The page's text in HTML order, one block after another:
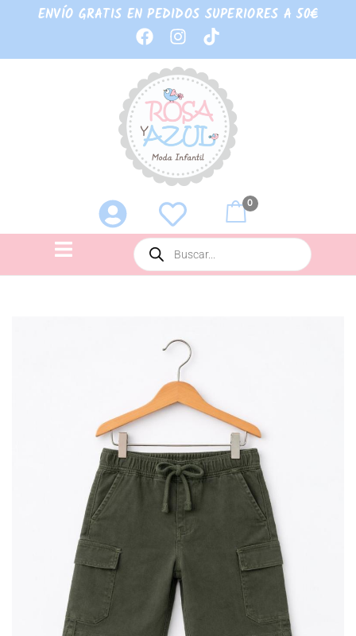
ENVÍO GRATIS EN PEDIDOS SUPERIORES A 50€
0